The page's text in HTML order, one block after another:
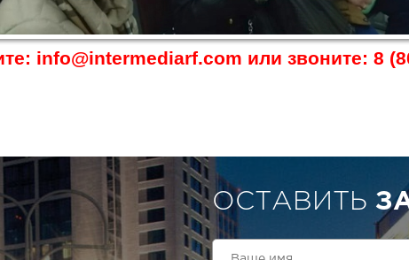
info@intermediarf.com или звоните: 8
ОСТАВИТЬ